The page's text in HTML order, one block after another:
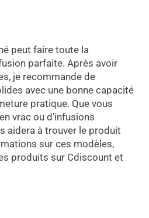
peut faire toute la
parfaite. Après avoir
je recommande de
avec une bonne capacité
pratique. Que vous
vrac ou d’infusions
aidera à trouver le produit
sur ces modèles,
produits sur Cdiscount et